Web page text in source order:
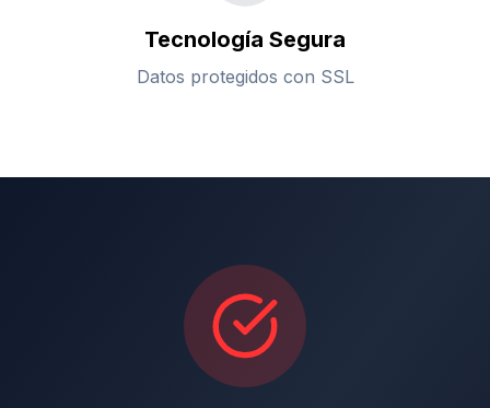
Tecnología Segura
Datos protegidos con SSL